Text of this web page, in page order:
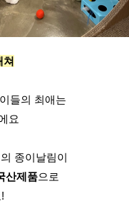
쳐
들의 최애는
요
종이날림이
산제품으로